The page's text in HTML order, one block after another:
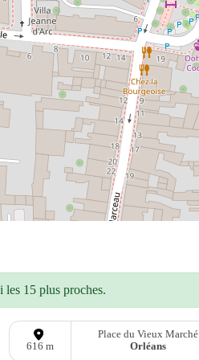
les 15 plus proches.
616 m
Place du Vieux Marché
Orléans